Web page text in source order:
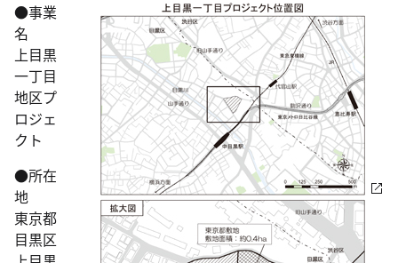
●事業
名
上目黒
一丁目
地区プ
ロジェ
クト
●所在
地
東京都
目黒区